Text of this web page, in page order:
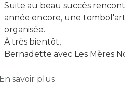
Suite au beau succès
année encore, une
organisée.
À très bientôt,
Bernadette avec Les Mères
En savoir plussur Mères Noël